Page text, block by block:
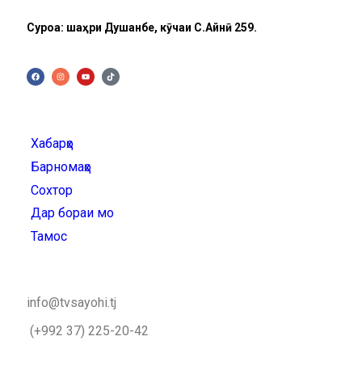
Суроға: шаҳри Душанбе, кӯчаи C.Айнӣ 259.
Хабарҳо
Барномаҳо
Сохтор
Дар бораи мо
Тамос
info@tvsayohi.tj
(+992 37) 225-20-42